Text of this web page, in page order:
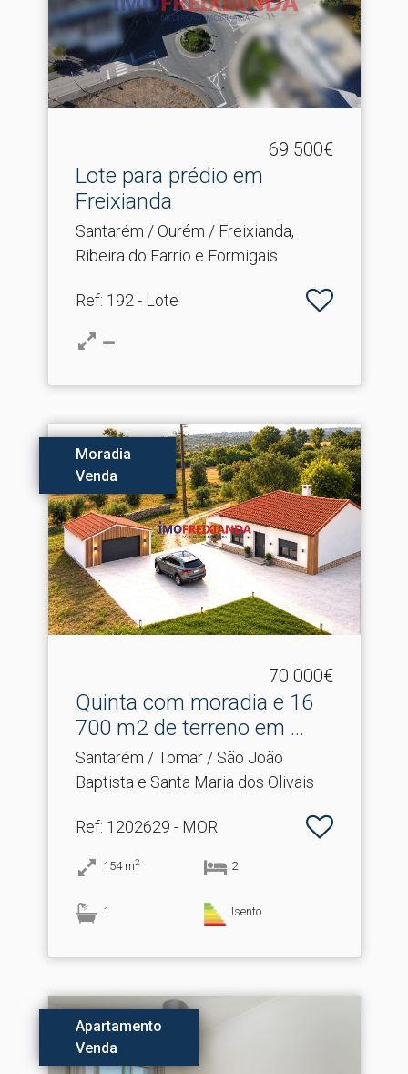
69.500€
Lote para prédio em
Freixianda
Santarém / Ourém / Freixianda,
Ribeira do Farrio e Formigais
Ref: 192 - Lote
Moradia
Venda
70.000€
Quinta com moradia e 16
700 m2 de terreno em .​..
Santarém / Tomar / São João
Baptista e Santa Maria dos Olivais
Ref: 1202629 - MOR
154 m2 2
1 Isento
Apartamento
Venda